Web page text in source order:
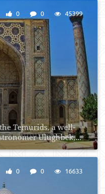
Temurids, a well-
Ulughbek,...
0 0 45399
0 0 16633